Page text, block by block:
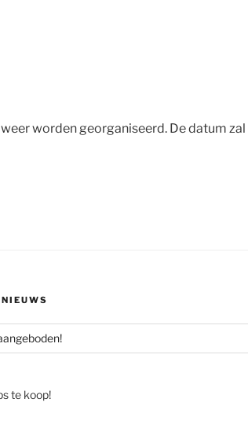
worden georganiseerd. De datum zal
te koop!